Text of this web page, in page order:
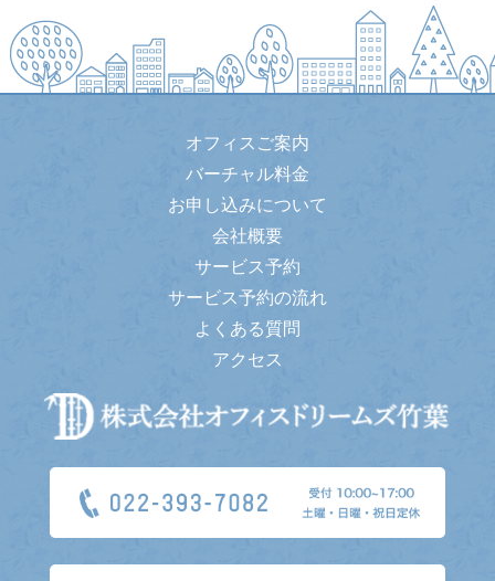
オフィスご案内
バーチャル料金
お申し込みについて
会社概要
サービス予約
サービス予約の流れ
よくある質問
アクセス